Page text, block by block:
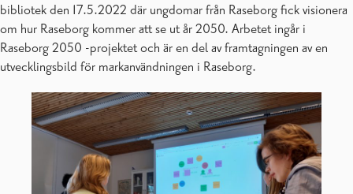
bibliotek den 17.5.2022 där ungdomar från Raseborg fick visionera
om hur Raseborg kommer att se ut år 2050. Arbetet ingår i
Raseborg 2050 -projektet och är en del av framtagningen av en
utvecklingsbild för markanvändningen i Raseborg.